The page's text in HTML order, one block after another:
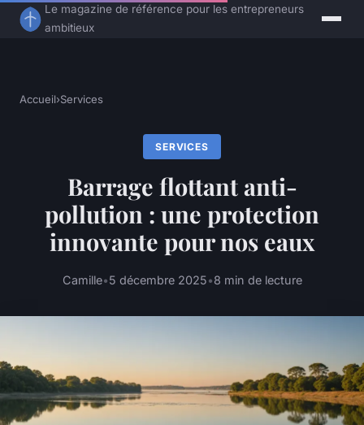
Le magazine de référence pour les entrepreneurs
ambitieux
Accueil›Services
SERVICES
Barrage flottant anti-
pollution : une protection
innovante pour nos eaux
Camille•5 décembre 2025•8 min de lecture